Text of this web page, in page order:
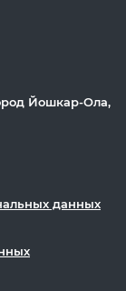
Йошкар-Ола,
данных